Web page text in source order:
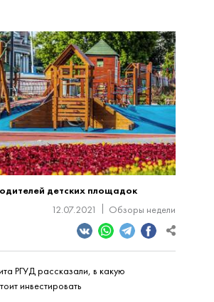
детских площадок
12.07.2021
Обзоры недели
РГУД рассказали, в какую
инвестировать